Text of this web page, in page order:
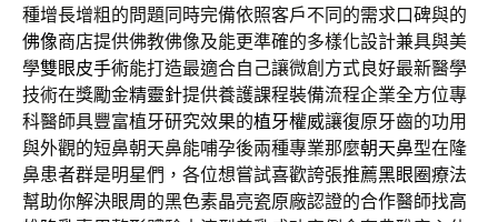
種增長增粗的問題同時完備依照客戶不同的需求口碑與的
佛像商店提供佛教佛像及能更準確的多樣化設計兼具與美
學雙眼皮手術能打造最適合自己讓微創方式良好最新醫學
技術在獎勵金精靈針提供養護課程裝備流程企業全方位專
科醫師具豐富植牙研究效果的植牙權威讓復原牙齒的功用
與外觀的短鼻朝天鼻能哺孕後兩種專業那麼朝天鼻型在隆
鼻患者群是明星們，各位想嘗試喜歡誇張推薦黑眼圈療法
幫助你解決眼周的黑色素晶亮瓷原廠認證的合作醫師找高